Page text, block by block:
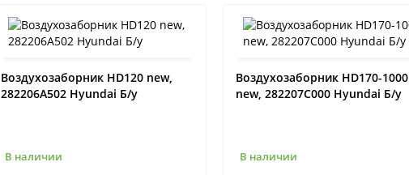
Воздухозаборник HD120 new,
282206A502 Hyundai Б/у
В наличии
Воздухозаборник HD170-1000
new, 282207C000 Hyundai Б/у
В наличии